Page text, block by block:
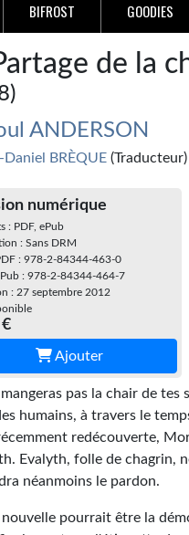
BIFROST GOODIES
de la
ANDERSON
Daniel BRÈQUE (Traducteur)
numérique
: PDF, ePub
: Sans DRM
: 978-2-84344-463-0
: 978-2-84344-464-7
: 27 septembre 2012
Ajouter
mangeras pas la chair de
humains, à travers le
redécouverte,
Evalyth, folle de chagrin,
néanmoins le pardon.
nouvelle pourrait être la